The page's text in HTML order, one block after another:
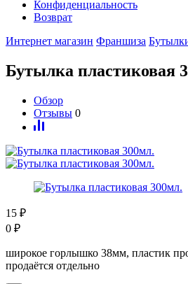
Конфиденциальность
Возврат
Интернет магазин Франшиза
Бутылка пластиковая
Обзор
Отзывы 0
15 ₽
0 ₽
широкое горлышко 38мм, пластик
продаётся отдельно